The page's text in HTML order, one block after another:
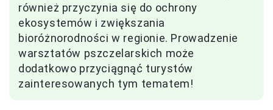
również przyczynia się do ochrony
ekosystemów i zwiększania
bioróżnorodności w regionie. Prowadzenie
warsztatów pszczelarskich może
dodatkowo przyciągnąć turystów
zainteresowanych tym tematem!